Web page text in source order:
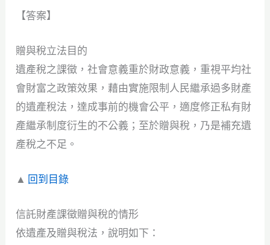
【答案】
贈與稅立法目的
遺產稅之課徵，社會意義重於財政意義，重視平均社
會財富之政策效果，藉由實施限制人民繼承過多財產
的遺產稅法，達成事前的機會公平，適度修正私有財
產繼承制度衍生的不公義；至於贈與稅，乃是補充遺
產稅之不足。
▲ 回到目錄
信託財產課徵贈與稅的情形
依遺產及贈與稅法，說明如下：